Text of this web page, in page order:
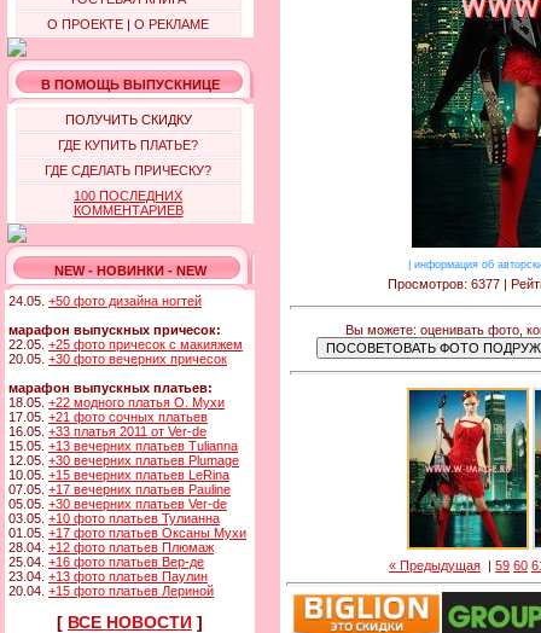
О ПРОЕКТЕ | О РЕКЛАМЕ
В ПОМОЩЬ ВЫПУСКНИЦЕ
ПОЛУЧИТЬ СКИДКУ
ГДЕ КУПИТЬ ПЛАТЬЕ?
ГДЕ СДЕЛАТЬ ПРИЧЕСКУ?
100 ПОСЛЕДНИХ
КОММЕНТАРИЕВ
NEW - НОВИНКИ - NEW
24.05. +50 фото дизайна ногтей
марафон выпускных причесок:
22.05. +25 фото причесок с макияжем
20.05. +30 фото вечерних причесок
марафон выпускных платьев:
18.05. +22 модного платья О. Мухи
17.05. +21 фото сочных платьев
16.05. +33 платья 2011 от Ver-de
15.05. +13 вечерних платьев Tulianna
12.05. +30 вечерних платьев Plumage
10.05. +15 вечерних платьев LeRina
07.05. +17 вечерних платьев Pauline
05.05. +30 вечерних платьев Ver-de
03.05. +10 фото платьев Тулианна
01.05. +17 фото платьев Оксаны Мухи
28.04. +12 фото платьев Плюмаж
25.04. +16 фото платьев Вер-де
23.04. +13 фото платьев Паулин
20.04. +15 фото платьев Лериной
[ ВСЕ НОВОСТИ ]
информация об
Просмотров: 6377 |
Вы можете: оценивать фото,
« Предыдущая | 59 60